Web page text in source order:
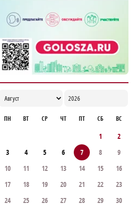
районе
08:05
ПН ВТ СР ЧТ ПТ СБ ВС
1
2
3
4 5 6 7 8
9
10
11 12 13 14 15
16
17
18 19 20 21 22
23
24
25 26 27 28 29
30